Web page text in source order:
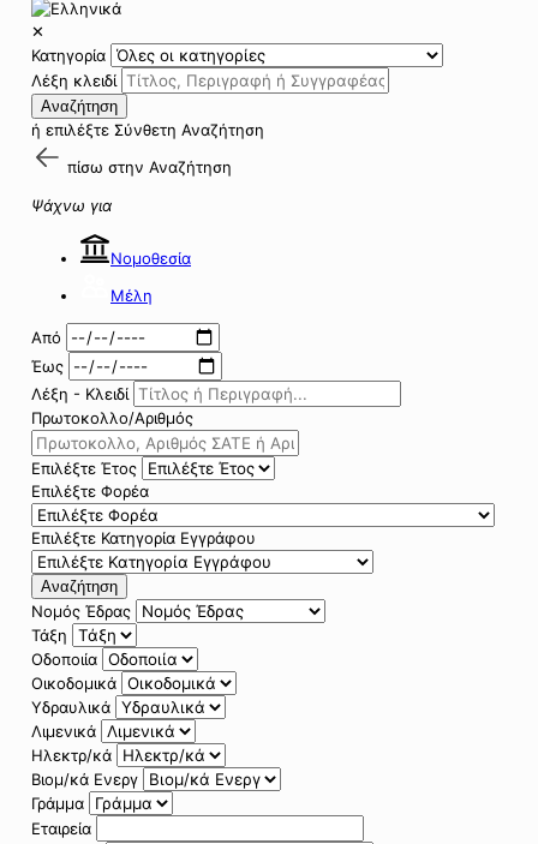
✕
Κατηγορία
Λέξη κλειδί
Αναζήτηση
ή επιλέξτε Σύνθετη Αναζήτηση
πίσω στην Αναζήτηση
Ψάχνω για
Νομοθεσία
Μέλη
Από
Έως
Λέξη - Κλειδί
Πρωτοκολλο/Αριθμός
Επιλέξτε Έτος
Επιλέξτε Φορέα
Επιλέξτε Κατηγορία Εγγράφου
Αναζήτηση
Νομός Έδρας
Τάξη
Οδοποιία
Οικοδομικά
Υδραυλικά
Λιμενικά
Ηλεκτρ/κά
Βιομ/κά Ενεργ
Γράμμα
Εταιρεία